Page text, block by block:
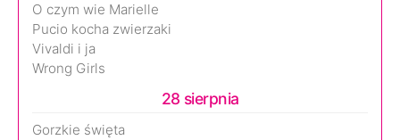
O czym wie Marielle
Pucio kocha zwierzaki
Vivaldi i ja
Wrong Girls
28 sierpnia
Gorzkie święta